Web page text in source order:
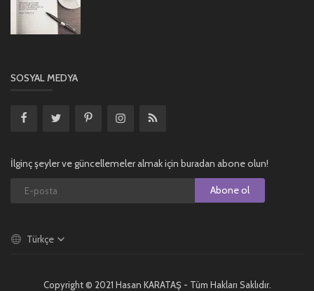
SOSYAL MEDYA
İlginç şeyler ve güncellemeler almak için buradan abone olun!
Abone ol
Türkçe
Copyright © 2021 Hasan KARATAŞ - Tüm Hakları Saklıdır.